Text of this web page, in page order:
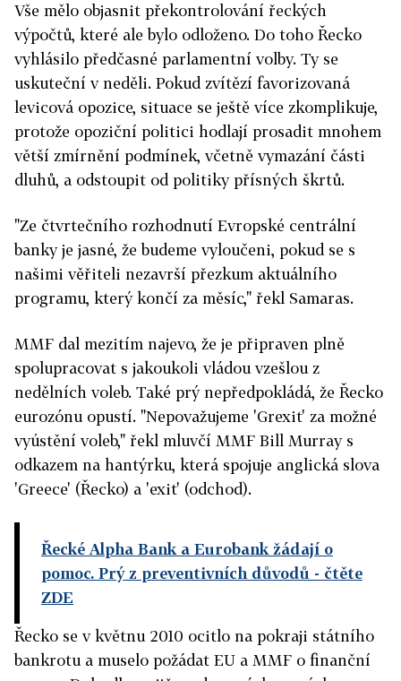
Vše mělo objasnit překontrolování řeckých
výpočtů, které ale bylo odloženo. Do toho Řecko
vyhlásilo předčasné parlamentní volby. Ty se
uskuteční v neděli. Pokud zvítězí favorizovaná
levicová opozice, situace se ještě více zkomplikuje,
protože opoziční politici hodlají prosadit mnohem
větší zmírnění podmínek, včetně vymazání části
dluhů, a odstoupit od politiky přísných škrtů.
"Ze čtvrtečního rozhodnutí Evropské centrální
banky je jasné, že budeme vyloučeni, pokud se s
našimi věřiteli nezavrší přezkum aktuálního
programu, který končí za měsíc," řekl Samaras.
MMF dal mezitím najevo, že je připraven plně
spolupracovat s jakoukoli vládou vzešlou z
nedělních voleb. Také prý nepředpokládá, že Řecko
eurozónu opustí. "Nepovažujeme 'Grexit' za možné
vyústění voleb," řekl mluvčí MMF Bill Murray s
odkazem na hantýrku, která spojuje anglická slova
'Greece' (Řecko) a 'exit' (odchod).
Řecké Alpha Bank a Eurobank žádají o
pomoc. Prý z preventivních důvodů - čtěte
ZDE
Řecko se v květnu 2010 ocitlo na pokraji státního
bankrotu a muselo požádat EU a MMF o finanční